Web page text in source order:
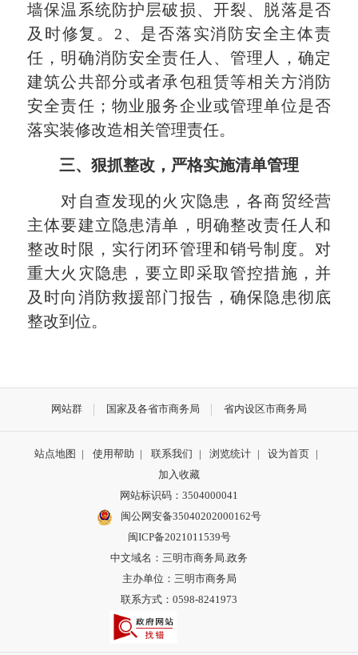
墙保温系统防护层破损、开裂、脱落是否
及时修复。2、是否落实消防安全主体责
任，明确消防安全责任人、管理人，确定
建筑公共部分或者承包租赁等相关方消防
安全责任；物业服务企业或管理单位是否
落实装修改造相关管理责任。
三、狠抓整改，严格实施清单管理
对自查发现的火灾隐患，各商贸经营
主体要建立隐患清单，明确整改责任人和
整改时限，实行闭环管理和销号制度。对
重大火灾隐患，要立即采取管控措施，并
及时向消防救援部门报告，确保隐患彻底
整改到位。
网站群 国家及各省市商务局 省内设区市商务局
站点地图 | 使用帮助 | 联系我们 | 浏览统计 | 设为首页 |
加入收藏
网站标识码：3504000041
闽公网安备35040202000162号
闽ICP备2021011539号
中文域名：三明市商务局.政务
主办单位：三明市商务局
联系方式：0598-8241973